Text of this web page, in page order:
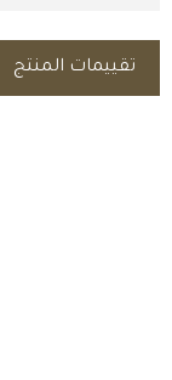
تقييمات المنتج